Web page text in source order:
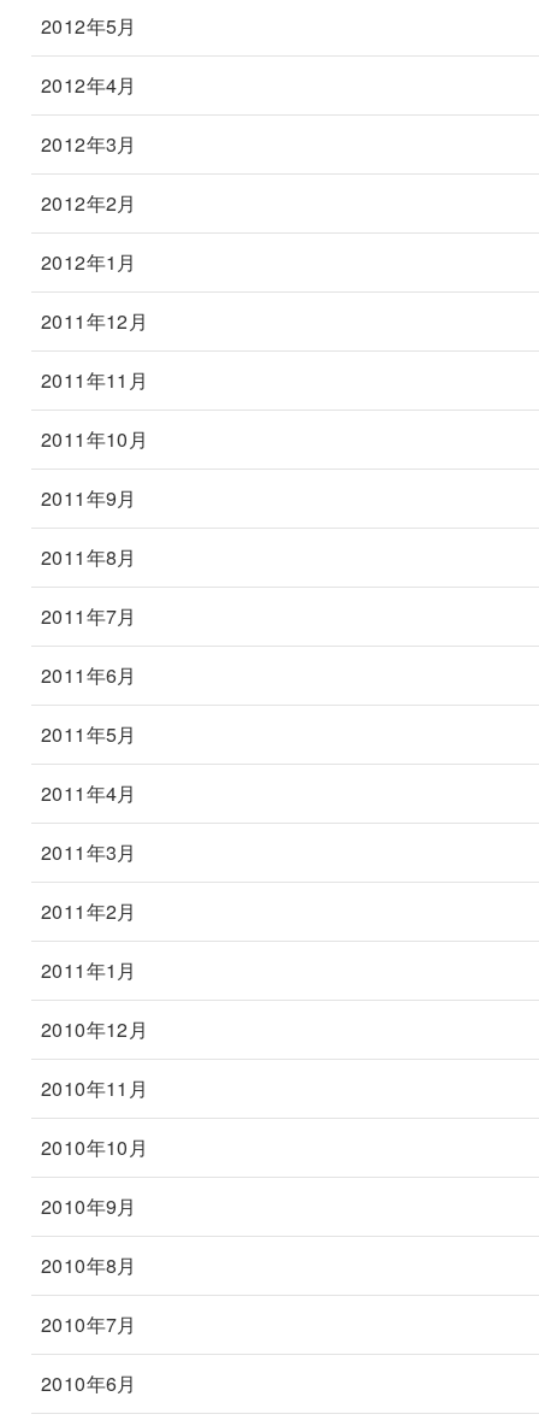
2012年5月
2012年4月
2012年3月
2012年2月
2012年1月
2011年12月
2011年11月
2011年10月
2011年9月
2011年8月
2011年7月
2011年6月
2011年5月
2011年4月
2011年3月
2011年2月
2011年1月
2010年12月
2010年11月
2010年10月
2010年9月
2010年8月
2010年7月
2010年6月